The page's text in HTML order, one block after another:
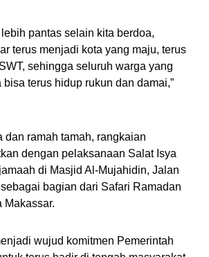
pantas selain kita berdoa,
terus menjadi kota yang maju, terus
sehingga seluruh warga yang
terus hidup rukun dan damai,”
dan ramah tamah, rangkaian
dengan pelaksanaan Salat Isya
di Masjid Al-Mujahidin, Jalan
bagian dari Safari Ramadan
Makassar.
wujud komitmen Pemerintah